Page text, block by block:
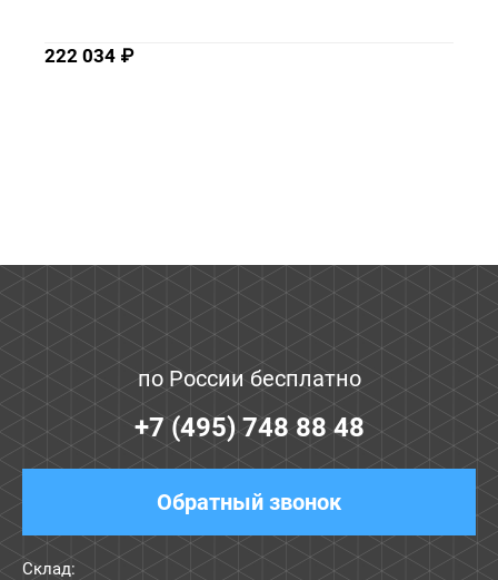
222 034 ₽
по России бесплатно
+7 (495) 748 88 48
Обратный звонок
Склад: